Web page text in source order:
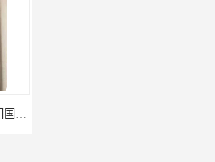
河南鹤壁直达美国欧洲到门国际快递药品口罩洗手液消毒水防护衣